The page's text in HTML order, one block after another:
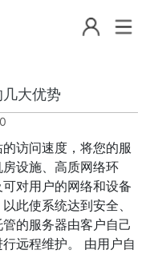
大优势
访问速度，将您的服
设施、高质网络环
对用户的网络和设备
此使系统达到安全、
的服务器由客户自己
远程维护。 由用户自